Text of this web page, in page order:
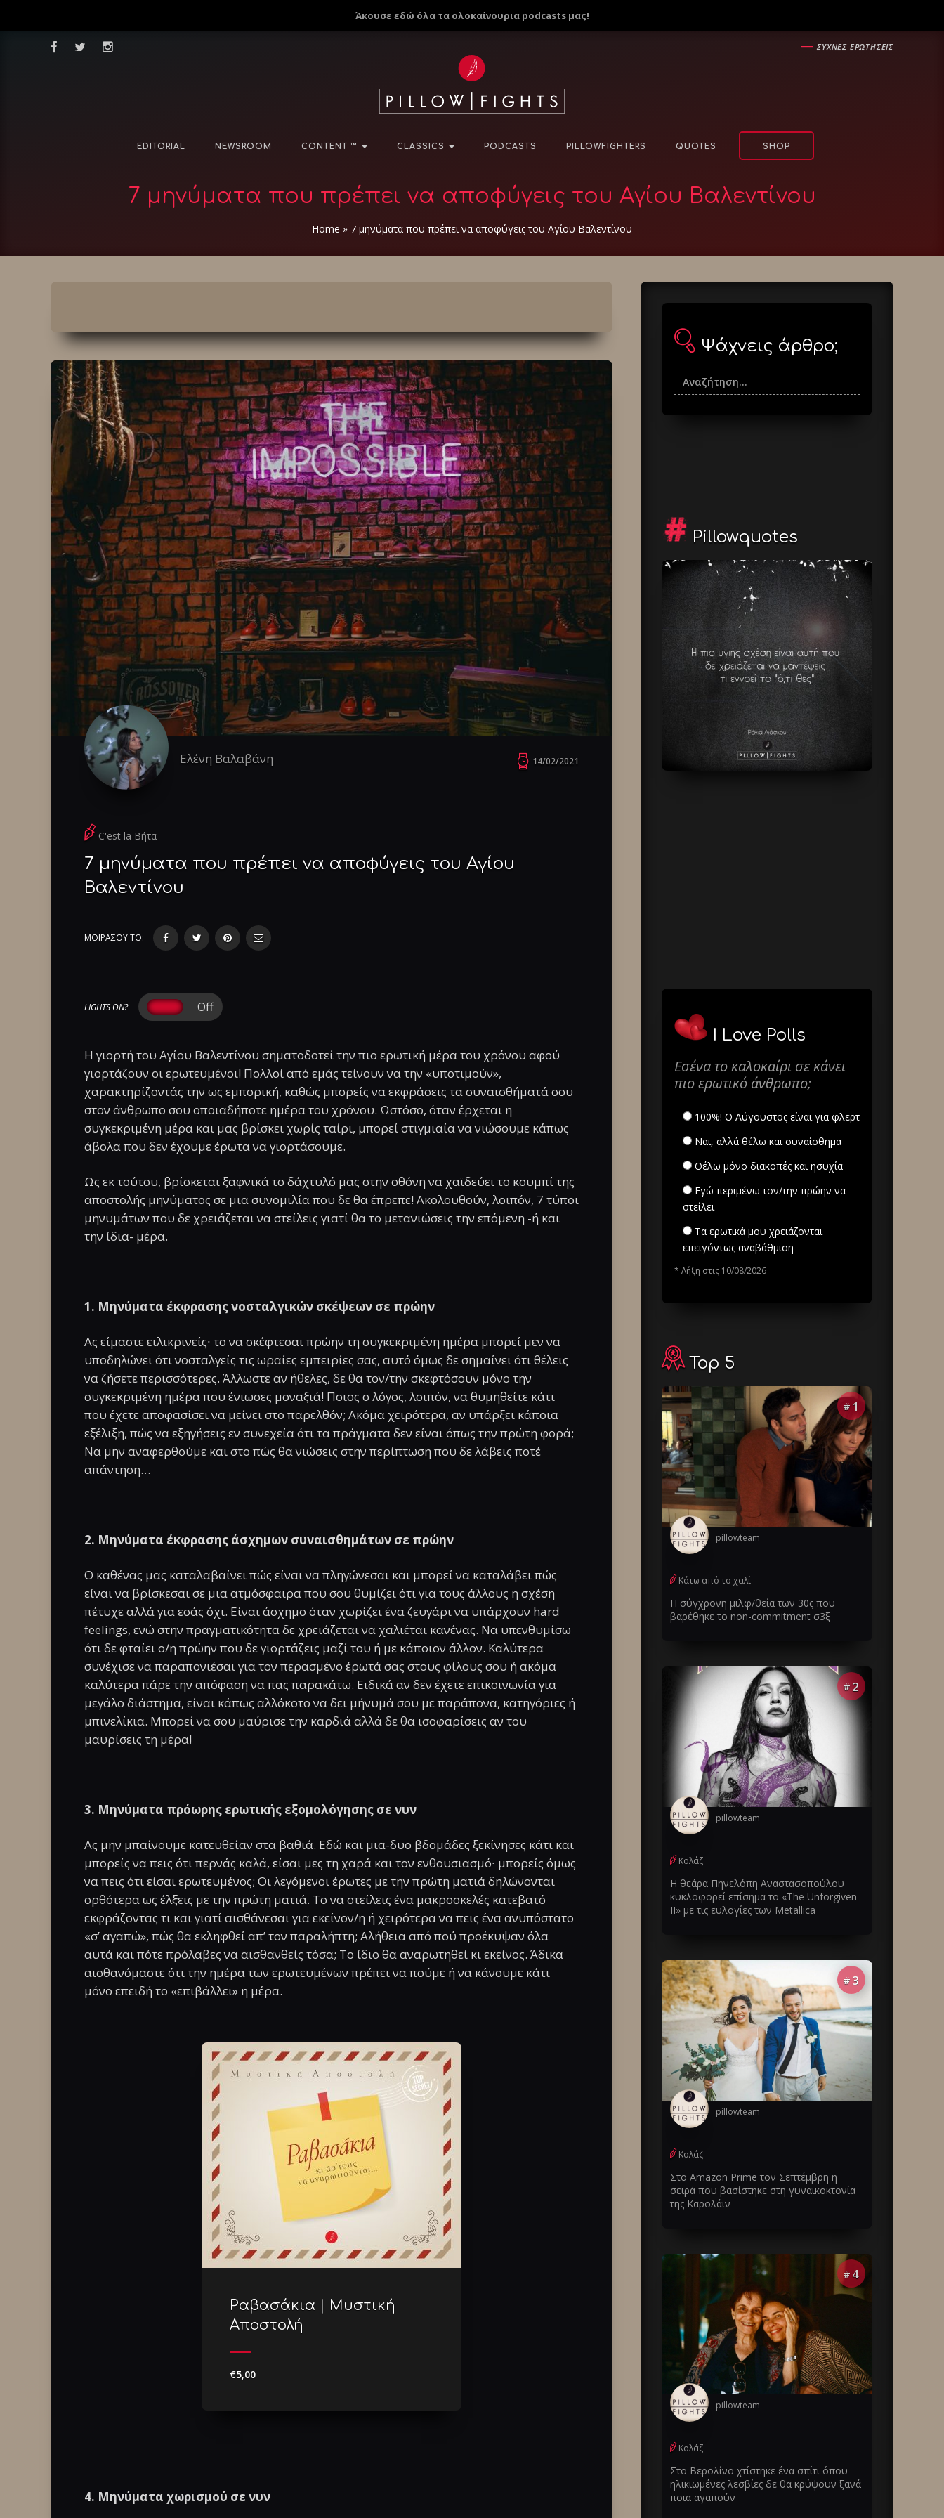
Άκουσε εδώ όλα τα ολοκαίνουρια podcasts μας!
―ΣΥΧΝΕΣ ΕΡΩΤΗΣΕΙΣ
EDITORIAL NEWSROOM CONTENT ™ CLASSICS PODCASTS PILLOWFIGHTERS QUOTES SHOP
7 μηνύματα που πρέπει να αποφύγεις του Αγίου Βαλεντίνου
Home » 7 μηνύματα που πρέπει να αποφύγεις του Αγίου Βαλεντίνου
Ελένη Βαλαβάνη 14/02/2021
C'est la Βήτα
7 μηνύματα που πρέπει να αποφύγεις του Αγίου
Βαλεντίνου
ΜΟΙΡΑΣΟΥ ΤΟ:
LIGHTS ON?
Η γιορτή του Αγίου Βαλεντίνου σηματοδοτεί την πιο ερωτική μέρα του χρόνου αφού
γιορτάζουν οι ερωτευμένοι! Πολλοί από εμάς τείνουν να την «υποτιμούν»,
χαρακτηρίζοντάς την ως εμπορική, καθώς μπορείς να εκφράσεις τα συναισθήματά σου
στον άνθρωπο σου οποιαδήποτε ημέρα του χρόνου. Ωστόσο, όταν έρχεται η
συγκεκριμένη μέρα και μας βρίσκει χωρίς ταίρι, μπορεί στιγμιαία να νιώσουμε κάπως
άβολα που δεν έχουμε έρωτα να γιορτάσουμε.
Ως εκ τούτου, βρίσκεται ξαφνικά το δάχτυλό μας στην οθόνη να χαϊδεύει το κουμπί της
αποστολής μηνύματος σε μια συνομιλία που δε θα έπρεπε! Ακολουθούν, λοιπόν, 7 τύποι
μηνυμάτων που δε χρειάζεται να στείλεις γιατί θα το μετανιώσεις την επόμενη -ή και
την ίδια- μέρα.
1. Μηνύματα έκφρασης νοσταλγικών σκέψεων σε πρώην
Ας είμαστε ειλικρινείς∙ το να σκέφτεσαι πρώην τη συγκεκριμένη ημέρα μπορεί μεν να
υποδηλώνει ότι νοσταλγείς τις ωραίες εμπειρίες σας, αυτό όμως δε σημαίνει ότι θέλεις
να ζήσετε περισσότερες. Άλλωστε αν ήθελες, δε θα τον/την σκεφτόσουν μόνο την
συγκεκριμένη ημέρα που ένιωσες μοναξιά! Ποιος ο λόγος, λοιπόν, να θυμηθείτε κάτι
που έχετε αποφασίσει να μείνει στο παρελθόν; Ακόμα χειρότερα, αν υπάρξει κάποια
εξέλιξη, πώς να εξηγήσεις εν συνεχεία ότι τα πράγματα δεν είναι όπως την πρώτη φορά;
Να μην αναφερθούμε και στο πώς θα νιώσεις στην περίπτωση που δε λάβεις ποτέ
απάντηση…
2. Μηνύματα έκφρασης άσχημων συναισθημάτων σε πρώην
Ο καθένας μας καταλαβαίνει πώς είναι να πληγώνεσαι και μπορεί να καταλάβει πώς
είναι να βρίσκεσαι σε μια ατμόσφαιρα που σου θυμίζει ότι για τους άλλους η σχέση
πέτυχε αλλά για εσάς όχι. Είναι άσχημο όταν χωρίζει ένα ζευγάρι να υπάρχουν hard
feelings, ενώ στην πραγματικότητα δε χρειάζεται να χαλιέται κανένας. Να υπενθυμίσω
ότι δε φταίει ο/η πρώην που δε γιορτάζεις μαζί του ή με κάποιον άλλον. Καλύτερα
συνέχισε να παραπονιέσαι για τον περασμένο έρωτά σας στους φίλους σου ή ακόμα
καλύτερα πάρε την απόφαση να πας παρακάτω. Ειδικά αν δεν έχετε επικοινωνία για
μεγάλο διάστημα, είναι κάπως αλλόκοτο να δει μήνυμά σου με παράπονα, κατηγόριες ή
μπινελίκια. Μπορεί να σου μαύρισε την καρδιά αλλά δε θα ισοφαρίσεις αν του
μαυρίσεις τη μέρα!
3. Μηνύματα πρόωρης ερωτικής εξομολόγησης σε νυν
Ας μην μπαίνουμε κατευθείαν στα βαθιά. Εδώ και μια-δυο βδομάδες ξεκίνησες κάτι και
μπορείς να πεις ότι περνάς καλά, είσαι μες τη χαρά και τον ενθουσιασμό∙ μπορείς όμως
να πεις ότι είσαι ερωτευμένος; Οι λεγόμενοι έρωτες με την πρώτη ματιά δηλώνονται
ορθότερα ως έλξεις με την πρώτη ματιά. Το να στείλεις ένα μακροσκελές κατεβατό
εκφράζοντας τι και γιατί αισθάνεσαι για εκείνον/η ή χειρότερα να πεις ένα ανυπόστατο
«σ’ αγαπώ», πώς θα εκληφθεί απ’ τον παραλήπτη; Αλήθεια από πού προέκυψαν όλα
αυτά και πότε πρόλαβες να αισθανθείς τόσα; Το ίδιο θα αναρωτηθεί κι εκείνος. Άδικα
αισθανόμαστε ότι την ημέρα των ερωτευμένων πρέπει να πούμε ή να κάνουμε κάτι
μόνο επειδή το «επιβάλλει» η μέρα.
Ραβασάκια | Μυστική
Αποστολή
€5,00
4. Μηνύματα χωρισμού σε νυν
Ψάχνεις άρθρο;
Pillowquotes
I Love Polls
Εσένα το καλοκαίρι σε κάνει
πιο ερωτικό άνθρωπο;
100%! Ο Αύγουστος είναι για φλερτ
Ναι, αλλά θέλω και συναίσθημα
Θέλω μόνο διακοπές και ησυχία
Εγώ περιμένω τον/την πρώην να
στείλει
Τα ερωτικά μου χρειάζονται
επειγόντως αναβάθμιση
* Λήξη στις 10/08/2026
Top 5
# 1
pillowteam
Κάτω από το χαλί
Η σύγχρονη μιλφ/θεία των 30ς που
βαρέθηκε το non-commitment σ3ξ
# 2
pillowteam
Κολάζ
Η θεάρα Πηνελόπη Αναστασοπούλου
κυκλοφορεί επίσημα το «The Unforgiven
II» με τις ευλογίες των Metallica
# 3
pillowteam
Κολάζ
Στο Amazon Prime τον Σεπτέμβρη η
σειρά που βασίστηκε στη γυναικοκτονία
της Καρολάιν
# 4
pillowteam
Κολάζ
Στο Βερολίνο χτίστηκε ένα σπίτι όπου
ηλικιωμένες λεσβίες δε θα κρύψουν ξανά
ποια αγαπούν